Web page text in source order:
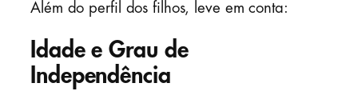
Além do perfil dos filhos, leve em conta:
Idade e Grau de
Independência